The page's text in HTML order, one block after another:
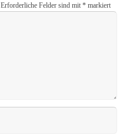
Erforderliche Felder sind mit * markiert